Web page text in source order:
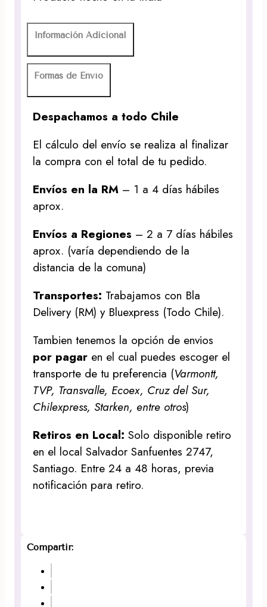
Información Adicional
Formas de Envío
Despachamos a todo Chile
El cálculo del envío se realiza al finalizar
la compra con el total de tu pedido.
Envíos en la RM – 1 a 4 días hábiles
aprox.
Envíos a Regiones – 2 a 7 días hábiles
aprox. (varía dependiendo de la
distancia de la comuna)
Transportes: Trabajamos con Bla
Delivery (RM) y Bluexpress (Todo Chile).
Tambien tenemos la opción de envios
por pagar en el cual puedes escoger el
transporte de tu preferencia (Varmontt,
TVP, Transvalle, Ecoex, Cruz del Sur,
Chilexpress, Starken, entre otros)
Retiros en Local:Solo disponible retiro
en el local Salvador Sanfuentes 2747,
Santiago. Entre 24 a 48 horas, previa
notificación para retiro.
Compartir: